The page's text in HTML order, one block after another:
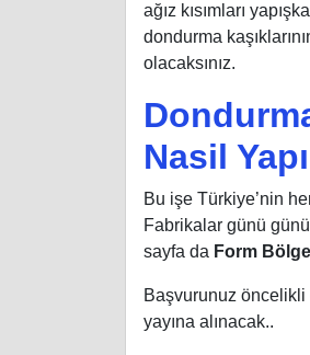
ağız kısımları
dondurma
olacaksınız.
Nasil
Bu işe Türkiye’nin
Fabrikalar günü
sayfa da Form
Başvurunuz öncelikli
yayına alınacak..